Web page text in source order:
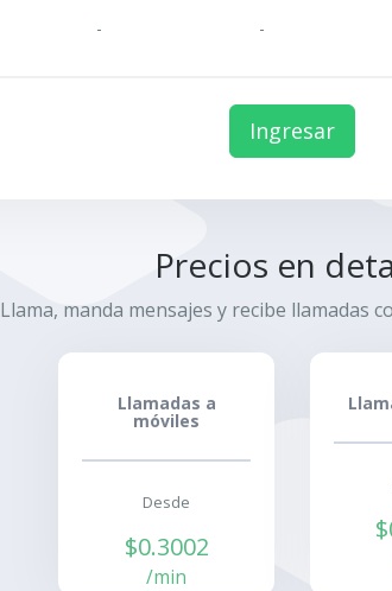
- -
Ingresar
Precios en
Llama, manda mensajes y recibe llamadas
Llamadas a
móviles
Desde
$0.3002
/min